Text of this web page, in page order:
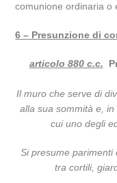
comunione ordinaria o
6 – Presunzione di
articolo 880 c.c.
Il muro che serve di
alla sua sommità e,
cui uno degli
Si presume parimenti
tra cortili,